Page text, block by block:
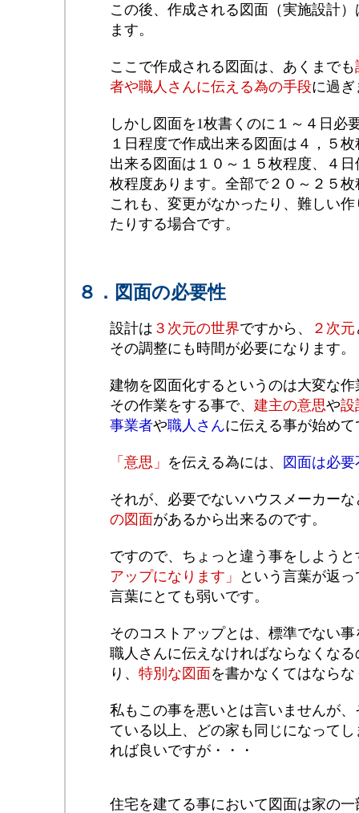
この後、作成される図面（実施設計）
ます。
ここで作成される図面は、あくまでも
者や職人さんに伝える為の手段に過ぎ
しかし図面を1枚書くのに１～４日必
１日程度で作成出来る図面は４，５
出来る図面は１０～１５枚程度、４
枚程度あります。全部で２０～２５
これも、変更がなかったり、難しい
たりする場合です。
８．図面の必要性
設計は ３次元の世界ですから、 ２次元
その調整にも時間が必要になります。
建物を図面化するというのは大変な作
その作業をする事で、 建主の意思や設
事業者や職人さんに伝える事が始め
「意思」 を伝える為には、 図面は必
それが、必要でないハウスメーカー
の図面があるから出来るのです。
ですので、ちょっと違う事をしよう
アップになります」
という言葉が返
言葉にとても弱いです。
そのコストアップとは、標準でない
職人さんに伝えなければならなくな
り、 特別な図面を書かなくてはなら
私もこの事を悪いとは言いませんが
ている以上、どの家も同じになって
れば良いですが・・・
住宅を建てる事において図面は家の